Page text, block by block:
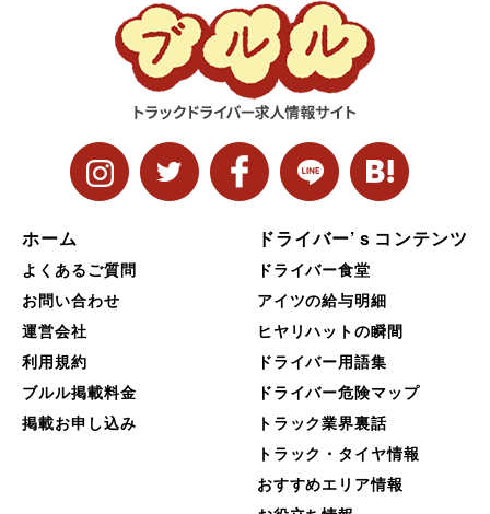
ホーム
よくあるご質問
お問い合わせ
運営会社
利用規約
ブルル掲載料金
掲載お申し込み
ドライバー’ｓコンテンツ
ドライバー食堂
アイツの給与明細
ヒヤリハットの瞬間
ドライバー用語集
ドライバー危険マップ
トラック業界裏話
トラック・タイヤ情報
おすすめエリア情報